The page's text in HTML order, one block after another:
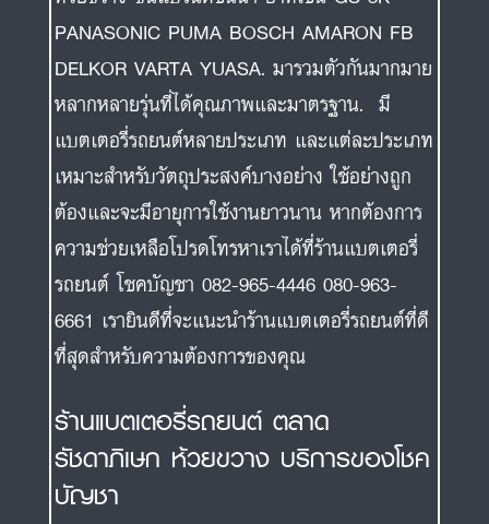
PANASONIC PUMA BOSCH AMARON FB
DELKOR VARTA YUASA. มารวมตัวกันมากมาย
หลากหลายรุ่นที่ได้คุณภาพและมาตรฐาน. มี
แบตเตอรี่รถยนต์หลายประเภท และแต่ละประเภท
เหมาะสำหรับวัตถุประสงค์บางอย่าง ใช้อย่างถูก
ต้องและจะมีอายุการใช้งานยาวนาน หากต้องการ
ความช่วยเหลือโปรดโทรหาเราได้ที่ร้านแบตเตอรี่
รถยนต์ โชคบัญชา 082-965-4446 080-963-
6661 เรายินดีที่จะแนะนำร้านแบตเตอรี่รถยนต์ที่ดี
ที่สุดสำหรับความต้องการของคุณ
ร้านแบตเตอรี่รถยนต์ ตลาด
รัชดาภิเษก ห้วยขวาง บริการของโชค
บัญชา